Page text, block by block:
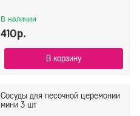
В наличии
410р.
В корзину
Сосуды для песочной церемонии
мини 3 шт